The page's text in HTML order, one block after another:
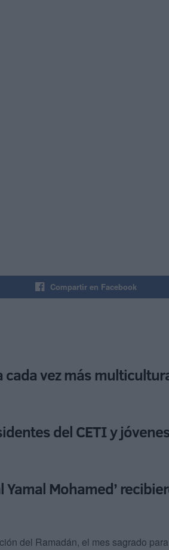
Compartir en Facebook
vez más
del CETI y
Mohamed’
del Ramadán, el mes sagrado